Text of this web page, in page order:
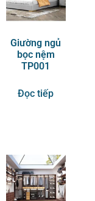
Giường ngủ
bọc nệm
TP001
Đọc tiếp